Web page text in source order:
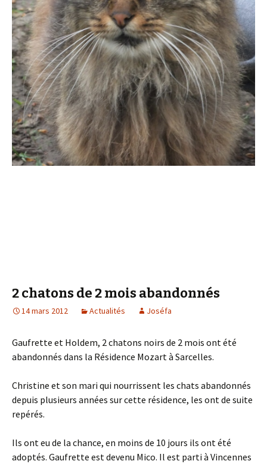
2 chatons de 2 mois abandonnés
14 mars 2012 Actualités Joséfa
Gaufrette et Holdem, 2 chatons noirs de 2 mois ont été
abandonnés dans la Résidence Mozart à Sarcelles.
Christine et son mari qui nourrissent les chats abandonnés
depuis plusieurs années sur cette résidence, les ont de suite
repérés.
Ils ont eu de la chance, en moins de 10 jours ils ont été
adoptés. Gaufrette est devenu Mico. Il est parti à Vincennes